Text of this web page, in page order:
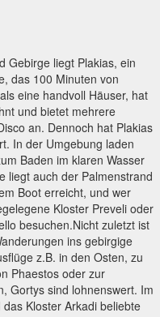
Gebirge liegt Plakias, ein
das 100 Minuten von
eine handvoll Häuser, hat
und bietet mehrere
an. Dennoch hat Plakias
In der Umgebung laden
Baden im klaren Wasser
liegt auch der Palmenstrand
Boot erreicht, und wer
Kloster Preveli oder
besuchen.Nicht zuletzt ist
ins gebirgige
z.B. in den Osten, zu
Phaestos oder zur
Gortys sind lohnenswert. Im
Kloster Arkadi beliebte